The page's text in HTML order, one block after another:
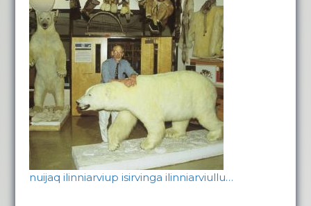
nuijaq ilinniarviup isirvinga ilinniarviullu…